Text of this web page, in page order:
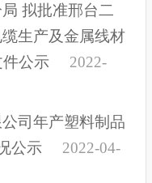
拟批准邢台二
生产及金属线材
公示
2022-
司年产塑料制品
公示
2022-04-